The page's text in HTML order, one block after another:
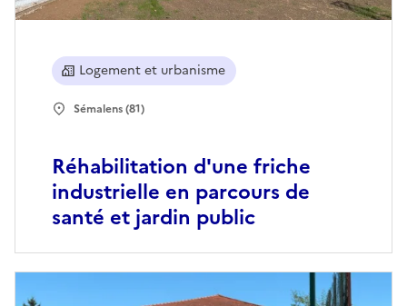
Réhabilitation d'une friche
industrielle en parcours de
santé et jardin public
Logement et urbanisme
Sémalens (81)